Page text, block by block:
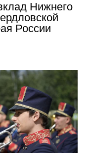
Нижнего
России